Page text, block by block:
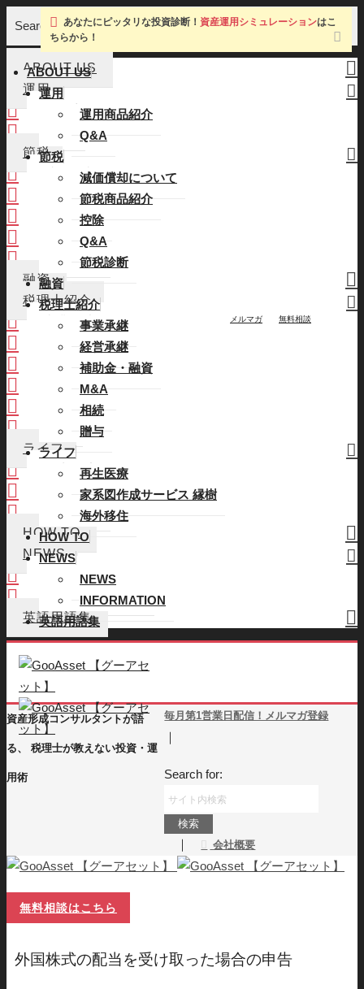
Search
ABOUT US
運用
運用商品紹介
Q&A
節税
減価償却について
節税商品紹介
控除
Q&A
節税診断
融資
税理士紹介
事業承継
経営承継
補助金・融資
M&A
相続
贈与
ライフ
再生医療
家系図作成サービス 縁樹
海外移住
HOW TO
NEWS
NEWS
INFORMATION
英語用語集
メルマガ 無料相談
資産形成コンサルタントが語
る、 税理士が教えない投資・運
用術
毎月第1営業日配信！メルマガ登録
｜
Search for:
｜ 会社概要
あなたにピッタリな投資診断！資産運用シミュレーションはこ
ちらから！
ABOUT US
運用
運用商品紹介
Q&A
節税
減価償却について
節税商品紹介
控除
Q&A
節税診断
融資
税理士紹介
事業承継
経営承継
補助金・融資
M&A
相続
贈与
ライフ
再生医療
家系図作成サービス 縁樹
海外移住
HOW TO
NEWS
NEWS
INFORMATION
英語用語集
無料相談はこちら
外国株式の配当を受け取った場合の申告